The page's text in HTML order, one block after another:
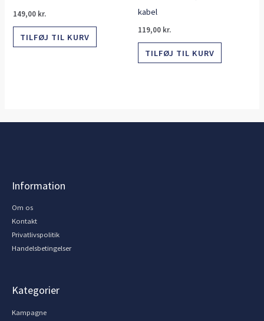
149,00 kr.
TILFØJ TIL KURV
kabel
119,00 kr.
TILFØJ TIL KURV
Information
Om os
Kontakt
Privatlivspolitik
Handelsbetingelser
Kategorier
Kampagne